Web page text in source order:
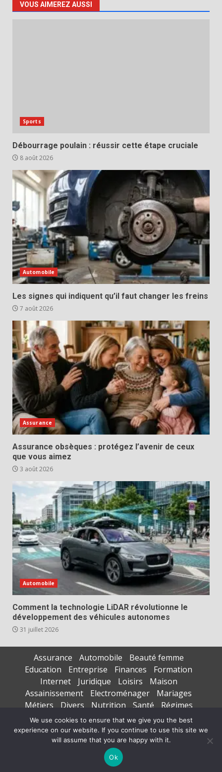
VOUS AIMEREZ AUSSI
Sports
Débourrage poulain : réussir cette étape cruciale
8 août 2026
Automobile
Les signes qui indiquent qu’il faut changer les freins
7 août 2026
Assurance
Assurance obsèques : protégez l’avenir de ceux
que vous aimez
3 août 2026
Automobile
Comment la technologie LiDAR révolutionne le
développement des véhicules autonomes
31 juillet 2026
Assurance Automobile
Beauté femme
Education
Entreprise Finances
Formation
Internet
Juridique Loisirs
Maison
Assainissement
Electroménager
Mariages
Métiers
Divers Nutrition Santé
Régimes
Seniors
Sports
Vacances
Copyright © All rights reserved.|DarkNews
themes
We use cookies to ensure that we give you the best
experience on our website. If you continue to use this site we
will assume that you are happy with it.
Ok